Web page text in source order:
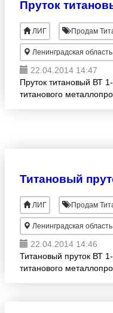
Пруток
ЛИГ Продам
Ленинградская область
22.04.2014 14:47
Пруток титановый ВТ
титанового
Титановый
ЛИГ Продам
Ленинградская область
22.04.2014 14:46
Титановый пруток ВТ
титанового